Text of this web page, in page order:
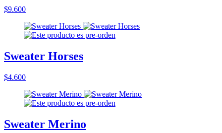
$9.600
Sweater Horses
$4.600
Sweater Merino